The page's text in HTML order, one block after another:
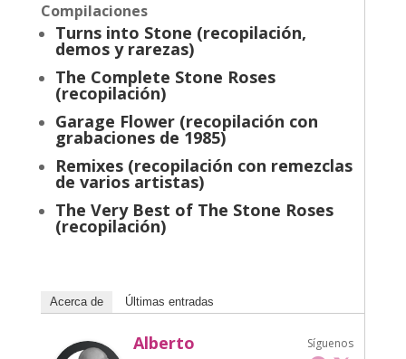
Compilaciones
Turns into Stone (recopilación,
demos y rarezas)
The Complete Stone Roses
(recopilación)
Garage Flower (recopilación con
grabaciones de 1985)
Remixes (recopilación con remezclas
de varios artistas)
The Very Best of The Stone Roses
(recopilación)
Acerca de Últimas entradas
Síguenos
Alberto